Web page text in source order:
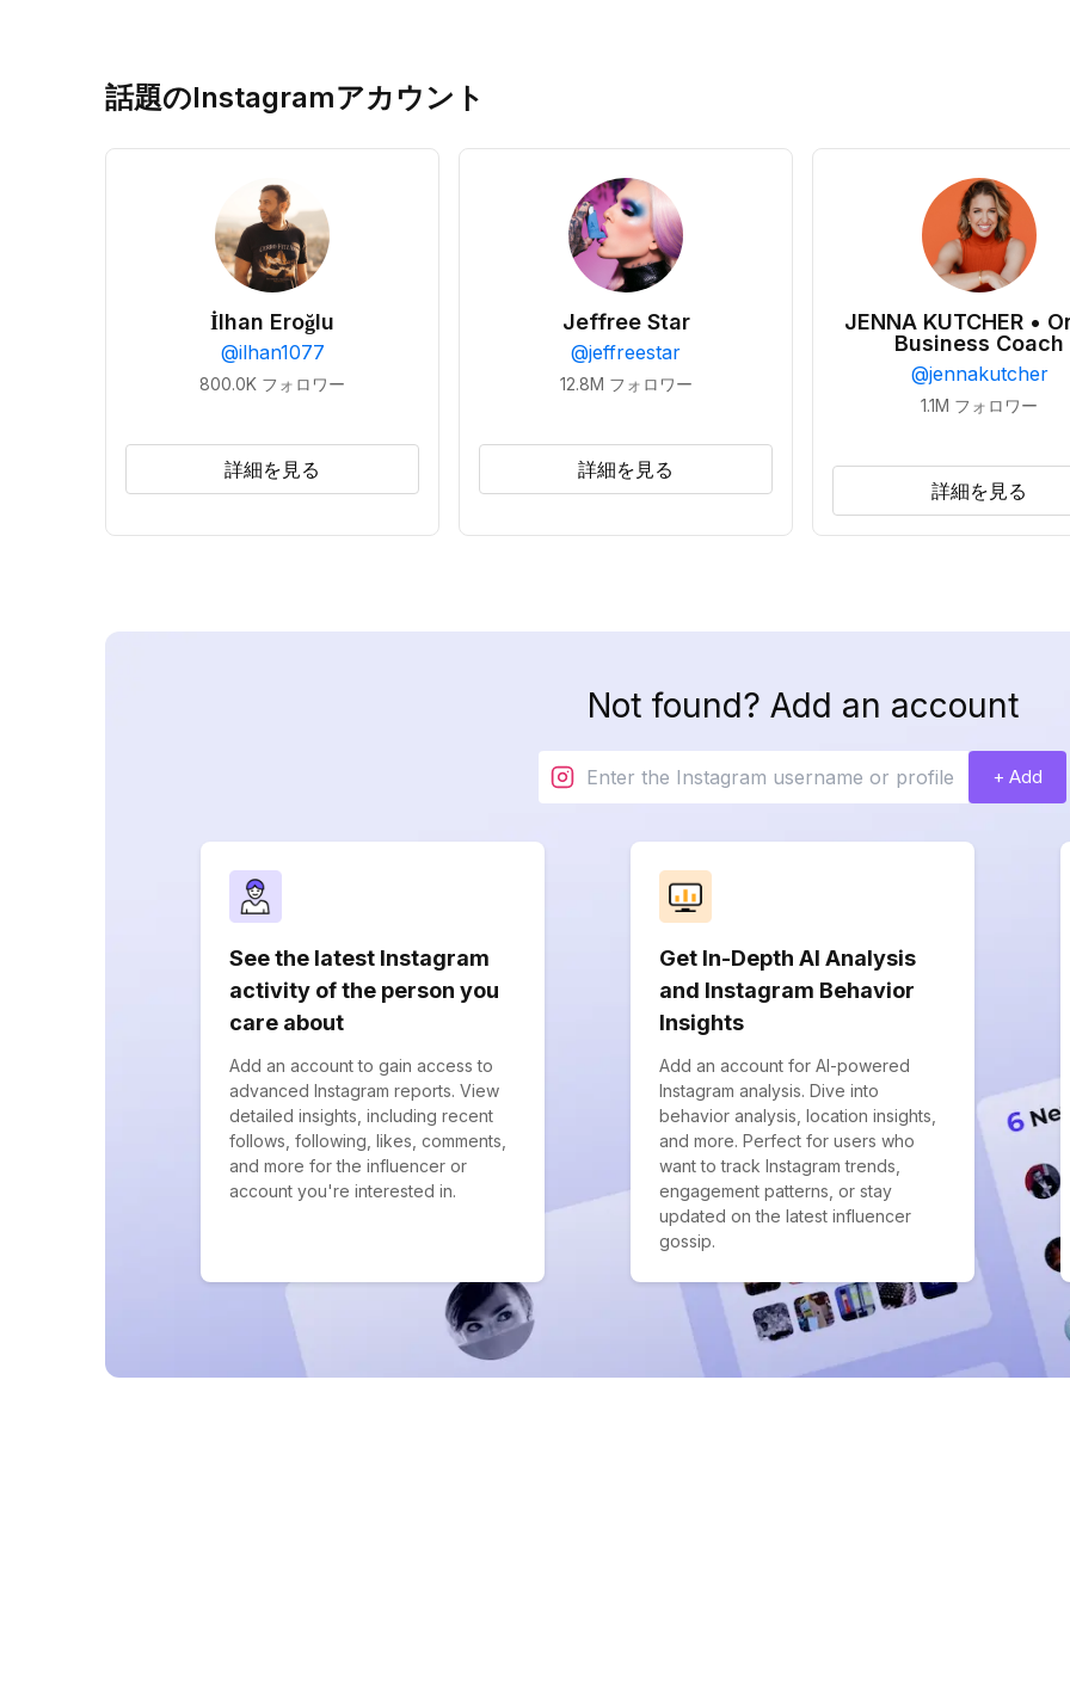
話題のInstagramアカウント
İlhan Eroğlu
@ilhan1077
800.0K フォロワー
詳細を見る
Jeffree Star
@jeffreestar
12.8M フォロワー
詳細を見る
JENNA KUTCHER •
Business Coach
@jennakutcher
1.1M フォロワー
詳細を見る
Not found? Add an account
+ Add
See the latest Instagram
activity of the person you
care about
Add an account to gain access to
advanced Instagram reports. View
detailed insights, including recent
follows, following, likes, comments,
and more for the influencer or
account you're interested in.
Get In-Depth AI Analysis
and Instagram Behavior
Insights
Add an account for AI-powered
Instagram analysis. Dive into
behavior analysis, location insights,
and more. Perfect for users who
want to track Instagram trends,
engagement patterns, or stay
updated on the latest influencer
gossip.